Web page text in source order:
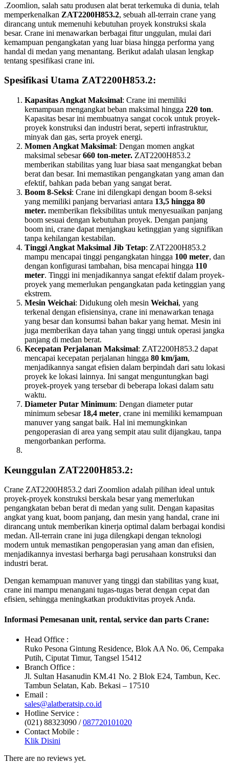
.Zoomlion, salah satu produsen alat berat terkemuka di dunia, telah
memperkenalkan ZAT2200H853.2, sebuah all-terrain crane yang
dirancang untuk memenuhi kebutuhan proyek konstruksi skala
besar. Crane ini menawarkan berbagai fitur unggulan, mulai dari
kemampuan pengangkatan yang luar biasa hingga performa yang
handal di medan yang menantang. Berikut adalah ulasan lengkap
tentang spesifikasi crane ini.
Spesifikasi Utama ZAT2200H853.2:
Kapasitas Angkat Maksimal: Crane ini memiliki
kemampuan mengangkat beban maksimal hingga 220 ton.
Kapasitas besar ini membuatnya sangat cocok untuk proyek-
proyek konstruksi dan industri berat, seperti infrastruktur,
minyak dan gas, serta proyek energi.
Momen Angkat Maksimal: Dengan momen angkat
maksimal sebesar660 ton-meter. ZAT2200H853.2
memberikan stabilitas yang luar biasa saat mengangkat beban
berat dan besar. Ini memastikan pengangkatan yang aman dan
efektif, bahkan pada beban yang sangat berat.
Boom 8-Seksi: Crane ini dilengkapi dengan boom 8-seksi
yang memiliki panjang bervariasi antara 13,5 hingga 80
meter. memberikan fleksibilitas untuk menyesuaikan panjang
boom sesuai dengan kebutuhan proyek. Dengan panjang
boom ini, crane dapat menjangkau ketinggian yang signifikan
tanpa kehilangan kestabilan.
Tinggi Angkat Maksimal Jib Tetap: ZAT2200H853.2
mampu mencapai tinggi pengangkatan hingga 100 meter, dan
dengan konfigurasi tambahan, bisa mencapai hingga 110
meter. Tinggi ini menjadikannya sangat efektif dalam proyek-
proyek yang memerlukan pengangkatan pada ketinggian yang
ekstrem.
Mesin Weichai: Didukung oleh mesin Weichai, yang
terkenal dengan efisiensinya, crane ini menawarkan tenaga
yang besar dan konsumsi bahan bakar yang hemat. Mesin ini
juga memberikan daya tahan yang tinggi untuk operasi jangka
panjang di medan berat.
Kecepatan Perjalanan Maksimal: ZAT2200H853.2 dapat
mencapai kecepatan perjalanan hingga 80 km/jam,
menjadikannya sangat efisien dalam berpindah dari satu lokasi
proyek ke lokasi lainnya. Ini sangat menguntungkan bagi
proyek-proyek yang tersebar di beberapa lokasi dalam satu
waktu.
Diameter Putar Minimum: Dengan diameter putar
minimum sebesar 18,4 meter, crane ini memiliki kemampuan
manuver yang sangat baik. Hal ini memungkinkan
pengoperasian di area yang sempit atau sulit dijangkau, tanpa
mengorbankan performa.
Keunggulan ZAT2200H853.2:
Crane ZAT2200H853.2 dari Zoomlion adalah pilihan ideal untuk
proyek-proyek konstruksi berskala besar yang memerlukan
pengangkatan beban berat di medan yang sulit. Dengan kapasitas
angkat yang kuat, boom panjang, dan mesin yang handal, crane ini
dirancang untuk memberikan kinerja optimal dalam berbagai kondisi
medan. All-terrain crane ini juga dilengkapi dengan teknologi
modern untuk memastikan pengoperasian yang aman dan efisien,
menjadikannya investasi berharga bagi perusahaan konstruksi dan
industri berat.
Dengan kemampuan manuver yang tinggi dan stabilitas yang kuat,
crane ini mampu menangani tugas-tugas berat dengan cepat dan
efisien, sehingga meningkatkan produktivitas proyek Anda.
Informasi Pemesanan unit, rental, service dan parts Crane:
Head Office :
Ruko Pesona Gintung Residence, Blok AA No. 06, Cempaka
Putih, Ciputat Timur, Tangsel 15412
Branch Office :
Jl. Sultan Hasanudin KM.41 No. 2 Blok E24, Tambun, Kec.
Tambun Selatan, Kab. Bekasi – 17510
Email :
sales@alatberatsip.co.id
Hotline Service :
(021) 88323090 /087720101020
Contact Mobile :
Klik Disini
There are no reviews yet.